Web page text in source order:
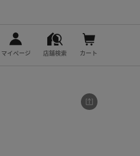
マイページ 店舗検索 カート